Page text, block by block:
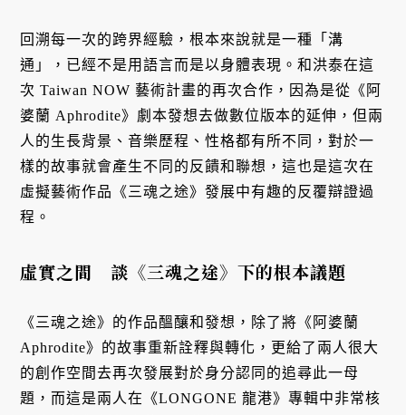
回溯每一次的跨界經驗，根本來說就是一種「溝
通」，已經不是用語言而是以身體表現。和洪泰在這
次 Taiwan NOW 藝術計畫的再次合作，因為是從《阿
婆蘭 Aphrodite》劇本發想去做數位版本的延伸，但兩
人的生長背景、音樂歷程、性格都有所不同，對於一
樣的故事就會產生不同的反饋和聯想，這也是這次在
虛擬藝術作品《三魂之途》發展中有趣的反覆辯證過
程。
虛實之間 談《三魂之途》下的根本議題
《三魂之途》的作品醞釀和發想，除了將《阿婆蘭
Aphrodite》的故事重新詮釋與轉化，更給了兩人很大
的創作空間去再次發展對於身分認同的追尋此一母
題，而這是兩人在《LONGONE 龍港》專輯中非常核